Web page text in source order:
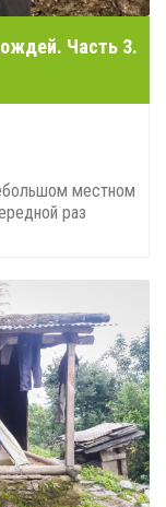
Часть 3.
местном
раз